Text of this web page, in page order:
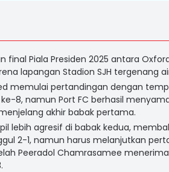
final Piala Presiden 2025 antara
lapangan Stadion SJH tergenang
memulai pertandingan dengan
8, namun Port FC berhasil
akhir babak pertama.
lebih agresif di babak kedua,
2-1, namun harus melanjutkan
Peeradol Chamrasamee